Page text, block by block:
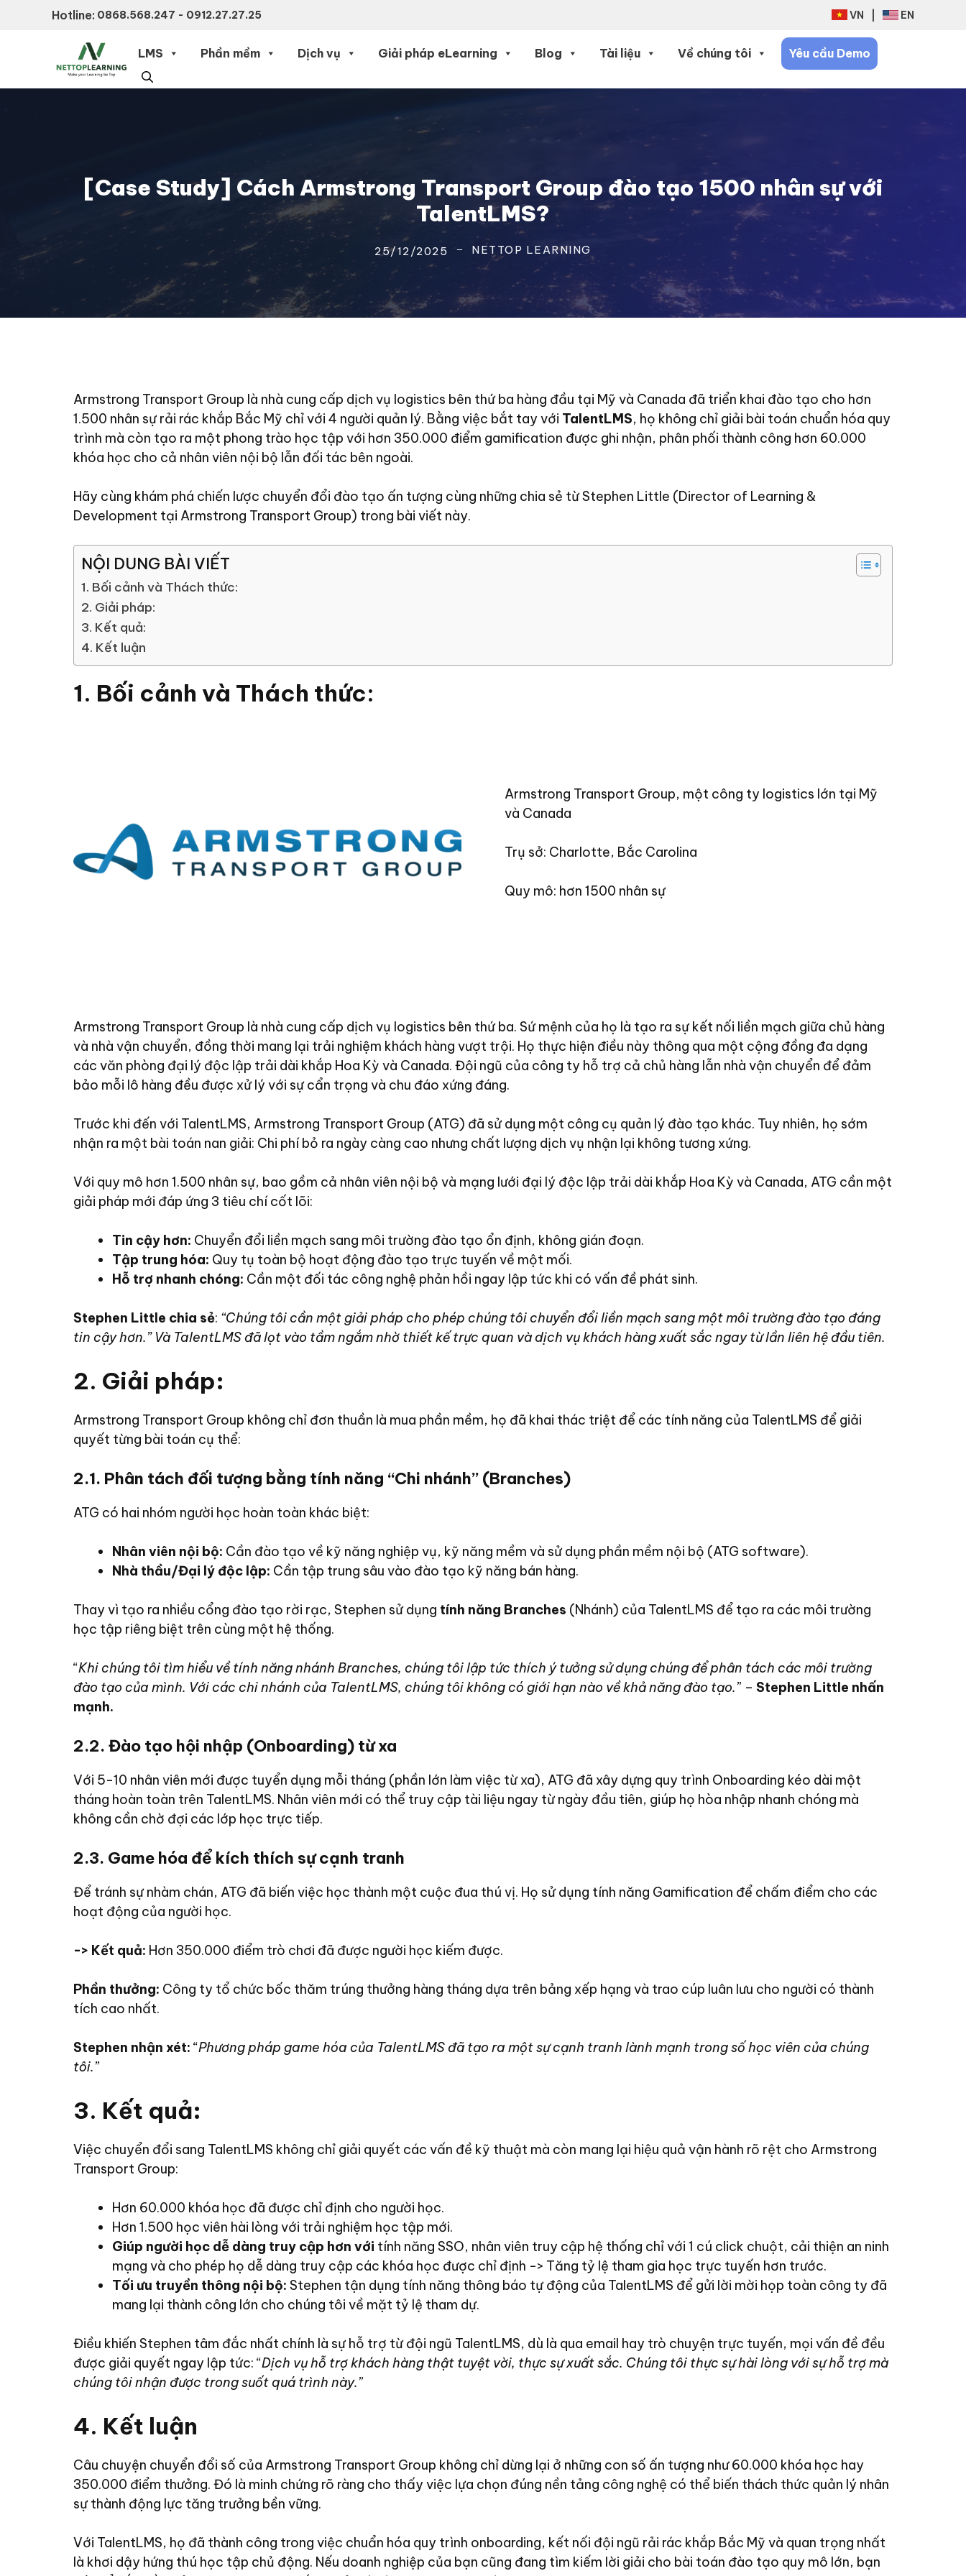
Hotline: 0868.568.247 - 0912.27.27.25 VN EN
LMS Phần mềm Dịch vụ Giải pháp eLearning Blog Tài liệu Về chúng tôi Yêu cầu Demo
[Case Study] Cách Armstrong Transport Group đào tạo 1500 nhân sự với
TalentLMS?
25/12/2025 NETTOP LEARNING
Armstrong Transport Group là nhà cung cấp dịch vụ logistics bên thứ ba hàng đầu tại Mỹ và Canada đã triển khai đào tạo cho hơn
1.500 nhân sự rải rác khắp Bắc Mỹ chỉ với 4 người quản lý. Bằng việc bắt tay với TalentLMS, họ không chỉ giải bài toán chuẩn hóa quy
trình mà còn tạo ra một phong trào học tập với hơn 350.000 điểm gamification được ghi nhận, phân phối thành công hơn 60.000
khóa học cho cả nhân viên nội bộ lẫn đối tác bên ngoài.
Hãy cùng khám phá chiến lược chuyển đổi đào tạo ấn tượng cùng những chia sẻ từ Stephen Little (Director of Learning &
Development tại Armstrong Transport Group) trong bài viết này.
NỘI DUNG BÀI VIẾT
1. Bối cảnh và Thách thức:
2. Giải pháp:
3. Kết quả:
4. Kết luận
1. Bối cảnh và Thách thức:
Armstrong Transport Group, một công ty logistics lớn tại Mỹ
và Canada
Trụ sở: Charlotte, Bắc Carolina
Quy mô: hơn 1500 nhân sự
Armstrong Transport Group là nhà cung cấp dịch vụ logistics bên thứ ba. Sứ mệnh của họ là tạo ra sự kết nối liền mạch giữa chủ hàng
và nhà vận chuyển, đồng thời mang lại trải nghiệm khách hàng vượt trội. Họ thực hiện điều này thông qua một cộng đồng đa dạng
các văn phòng đại lý độc lập trải dài khắp Hoa Kỳ và Canada. Đội ngũ của công ty hỗ trợ cả chủ hàng lẫn nhà vận chuyển để đảm
bảo mỗi lô hàng đều được xử lý với sự cẩn trọng và chu đáo xứng đáng.
Trước khi đến với TalentLMS, Armstrong Transport Group (ATG) đã sử dụng một công cụ quản lý đào tạo khác. Tuy nhiên, họ sớm
nhận ra một bài toán nan giải: Chi phí bỏ ra ngày càng cao nhưng chất lượng dịch vụ nhận lại không tương xứng.
Với quy mô hơn 1.500 nhân sự, bao gồm cả nhân viên nội bộ và mạng lưới đại lý độc lập trải dài khắp Hoa Kỳ và Canada, ATG cần một
giải pháp mới đáp ứng 3 tiêu chí cốt lõi:
Tin cậy hơn: Chuyển đổi liền mạch sang môi trường đào tạo ổn định, không gián đoạn.
Tập trung hóa: Quy tụ toàn bộ hoạt động đào tạo trực tuyến về một mối.
Hỗ trợ nhanh chóng: Cần một đối tác công nghệ phản hồi ngay lập tức khi có vấn đề phát sinh.
Stephen Little chia sẻ: “Chúng tôi cần một giải pháp cho phép chúng tôi chuyển đổi liền mạch sang một môi trường đào tạo đáng
tin cậy hơn.” Và TalentLMS đã lọt vào tầm ngắm nhờ thiết kế trực quan và dịch vụ khách hàng xuất sắc ngay từ lần liên hệ đầu tiên.
2. Giải pháp:
Armstrong Transport Group không chỉ đơn thuần là mua phần mềm, họ đã khai thác triệt để các tính năng của TalentLMS để giải
quyết từng bài toán cụ thể:
2.1. Phân tách đối tượng bằng tính năng “Chi nhánh” (Branches)
ATG có hai nhóm người học hoàn toàn khác biệt:
Nhân viên nội bộ: Cần đào tạo về kỹ năng nghiệp vụ, kỹ năng mềm và sử dụng phần mềm nội bộ (ATG software).
Nhà thầu/Đại lý độc lập: Cần tập trung sâu vào đào tạo kỹ năng bán hàng.
Thay vì tạo ra nhiều cổng đào tạo rời rạc, Stephen sử dụng tính năng Branches (Nhánh) của TalentLMS để tạo ra các môi trường
học tập riêng biệt trên cùng một hệ thống.
“Khi chúng tôi tìm hiểu về tính năng nhánh Branches, chúng tôi lập tức thích ý tưởng sử dụng chúng để phân tách các môi trường
đào tạo của mình. Với các chi nhánh của TalentLMS, chúng tôi không có giới hạn nào về khả năng đào tạo.” – Stephen Little nhấn
mạnh.
2.2. Đào tạo hội nhập (Onboarding) từ xa
Với 5-10 nhân viên mới được tuyển dụng mỗi tháng (phần lớn làm việc từ xa), ATG đã xây dựng quy trình Onboarding kéo dài một
tháng hoàn toàn trên TalentLMS. Nhân viên mới có thể truy cập tài liệu ngay từ ngày đầu tiên, giúp họ hòa nhập nhanh chóng mà
không cần chờ đợi các lớp học trực tiếp.
2.3. Game hóa để kích thích sự cạnh tranh
Để tránh sự nhàm chán, ATG đã biến việc học thành một cuộc đua thú vị. Họ sử dụng tính năng Gamification để chấm điểm cho các
hoạt động của người học.
-> Kết quả: Hơn 350.000 điểm trò chơi đã được người học kiếm được.
Phần thưởng: Công ty tổ chức bốc thăm trúng thưởng hàng tháng dựa trên bảng xếp hạng và trao cúp luân lưu cho người có thành
tích cao nhất.
Stephen nhận xét: “Phương pháp game hóa của TalentLMS đã tạo ra một sự cạnh tranh lành mạnh trong số học viên của chúng
tôi.”
3. Kết quả:
Việc chuyển đổi sang TalentLMS không chỉ giải quyết các vấn đề kỹ thuật mà còn mang lại hiệu quả vận hành rõ rệt cho Armstrong
Transport Group:
Hơn 60.000 khóa học đã được chỉ định cho người học.
Hơn 1.500 học viên hài lòng với trải nghiệm học tập mới.
Giúp người học dễ dàng truy cập hơn với tính năng SSO, nhân viên truy cập hệ thống chỉ với 1 cú click chuột, cải thiện an ninh
mạng và cho phép họ dễ dàng truy cập các khóa học được chỉ định -> Tăng tỷ lệ tham gia học trực tuyến hơn trước.
Tối ưu truyền thông nội bộ: Stephen tận dụng tính năng thông báo tự động của TalentLMS để gửi lời mời họp toàn công ty đã
mang lại thành công lớn cho chúng tôi về mặt tỷ lệ tham dự.
Điều khiến Stephen tâm đắc nhất chính là sự hỗ trợ từ đội ngũ TalentLMS, dù là qua email hay trò chuyện trực tuyến, mọi vấn đề đều
được giải quyết ngay lập tức: “Dịch vụ hỗ trợ khách hàng thật tuyệt vời, thực sự xuất sắc. Chúng tôi thực sự hài lòng với sự hỗ trợ mà
chúng tôi nhận được trong suốt quá trình này.”
4. Kết luận
Câu chuyện chuyển đổi số của Armstrong Transport Group không chỉ dừng lại ở những con số ấn tượng như 60.000 khóa học hay
350.000 điểm thưởng. Đó là minh chứng rõ ràng cho thấy việc lựa chọn đúng nền tảng công nghệ có thể biến thách thức quản lý nhân
sự thành động lực tăng trưởng bền vững.
Với TalentLMS, họ đã thành công trong việc chuẩn hóa quy trình onboarding, kết nối đội ngũ rải rác khắp Bắc Mỹ và quan trọng nhất
là khơi dậy hứng thú học tập chủ động. Nếu doanh nghiệp của bạn cũng đang tìm kiếm lời giải cho bài toán đào tạo quy mô lớn, bạn